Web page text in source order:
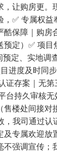
让购房更
✅ 专属权
保障｜购
定）✅ 项
定、实地
度及时
存案｜无
持久审
楼处间接
我司通过
专属欢迎
强调宣传